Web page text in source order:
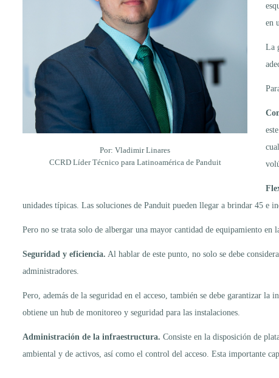
Por: Vladimir Linares
CCRD Líder Técnico para Latinoamérica de Panduit
en
La
unidades típicas. Las soluciones de Panduit pueden llegar a brindar 45 e
Pero no se trata solo de albergar una mayor cantidad de equipamiento en
Seguridad y eficiencia. Al hablar de este punto, no solo se debe
administradores.
Pero, además de la seguridad en el acceso, también se debe garantizar
obtiene un hub de monitoreo y seguridad para las instalaciones.
Administración de la infraestructura. Consiste en la disposición de
ambiental y de activos, así como el control del acceso. Esta importante